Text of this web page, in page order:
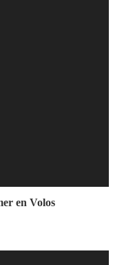
en Volos